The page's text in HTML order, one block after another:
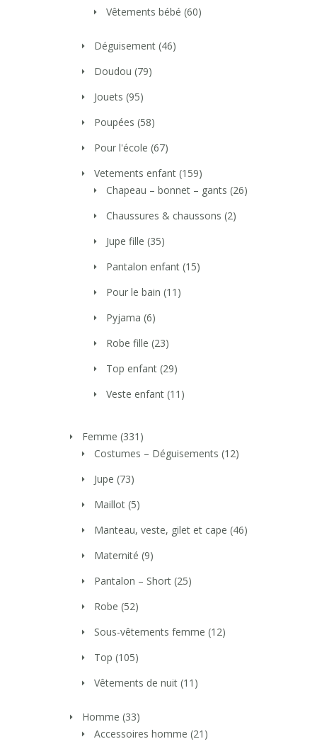
Vêtements bébé (60)
Déguisement (46)
Doudou (79)
Jouets (95)
Poupées (58)
Pour l'école (67)
Vetements enfant (159)
Chapeau – bonnet – gants (26)
Chaussures & chaussons (2)
Jupe fille (35)
Pantalon enfant (15)
Pour le bain (11)
Pyjama (6)
Robe fille (23)
Top enfant (29)
Veste enfant (11)
Femme (331)
Costumes – Déguisements (12)
Jupe (73)
Maillot (5)
Manteau, veste, gilet et cape (46)
Maternité (9)
Pantalon – Short (25)
Robe (52)
Sous-vêtements femme (12)
Top (105)
Vêtements de nuit (11)
Homme (33)
Accessoires homme (21)